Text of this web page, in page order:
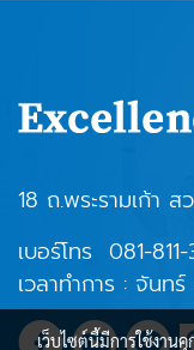
18 ถ.พระรามเก้า
เบอร์โทร 081-
เวลาทำการ : จัน
เว็บไซต์นี้มีการใช้งาน